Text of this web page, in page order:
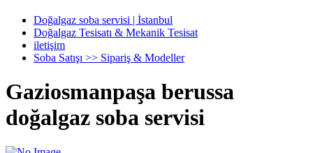
Doğalgaz soba servisi | İstanbul
Doğalgaz Tesisatı & Mekanik Tesisat
iletişim
Soba Satışı >> Sipariş & Modeller
Gaziosmanpaşa berussa
doğalgaz soba servisi